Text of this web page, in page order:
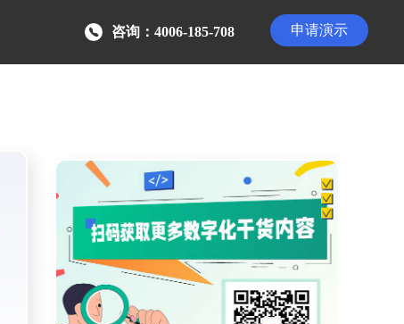
申请演示
咨询：4006-185-708